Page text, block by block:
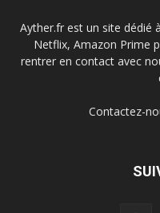
Ayther.fr est un site dédié
Netflix, Amazon Prime
rentrer en contact avec
Contactez-